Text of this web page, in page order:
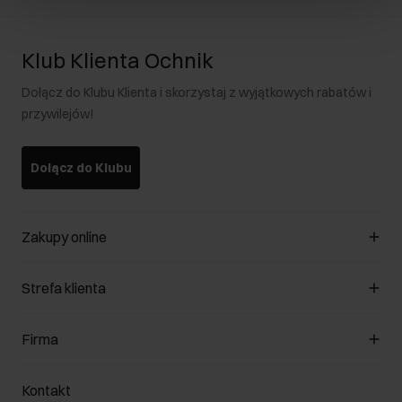
Klub Klienta Ochnik
Dołącz do Klubu Klienta i skorzystaj z wyjątkowych rabatów i
przywilejów!
Dołącz do Klubu
Zakupy online
Zarządzaj cookies
Formy płatności
Jak dokonać zwrotu?
Strefa klienta
Klub Klienta
Zwróć produkty
Firma
O nas
Kontakt